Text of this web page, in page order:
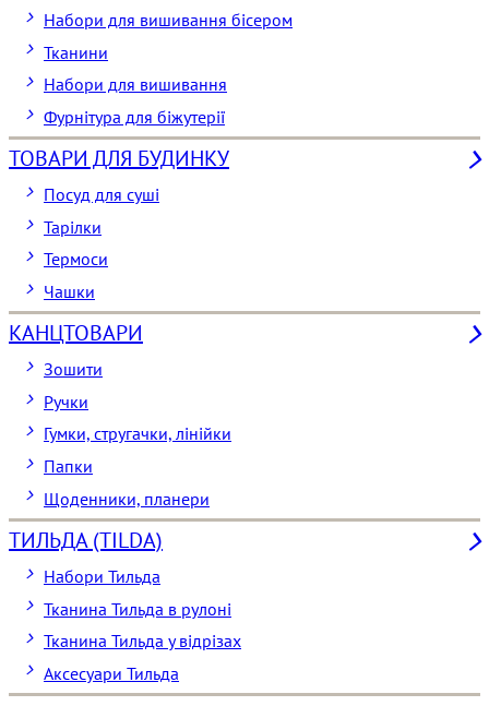
Набори для вишивання бісером
Тканини
Набори для вишивання
Фурнітура для біжутерії
ТОВАРИ ДЛЯ БУДИНКУ
Посуд для суші
Тарілки
Термоси
Чашки
КАНЦТОВАРИ
Зошити
Ручки
Гумки, стругачки, лінійки
Папки
Щоденники, планери
ТИЛЬДА (TILDA)
Набори Тильда
Тканина Тильда в рулоні
Тканина Тильда у відрізах
Аксесуари Тильда